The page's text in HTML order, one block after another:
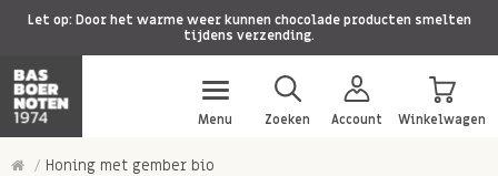
Let op: Door het warme weer kunnen chocolade producten smelten
tijdens verzending.
Menu Zoeken Account Winkelwagen
Honing met gember bio